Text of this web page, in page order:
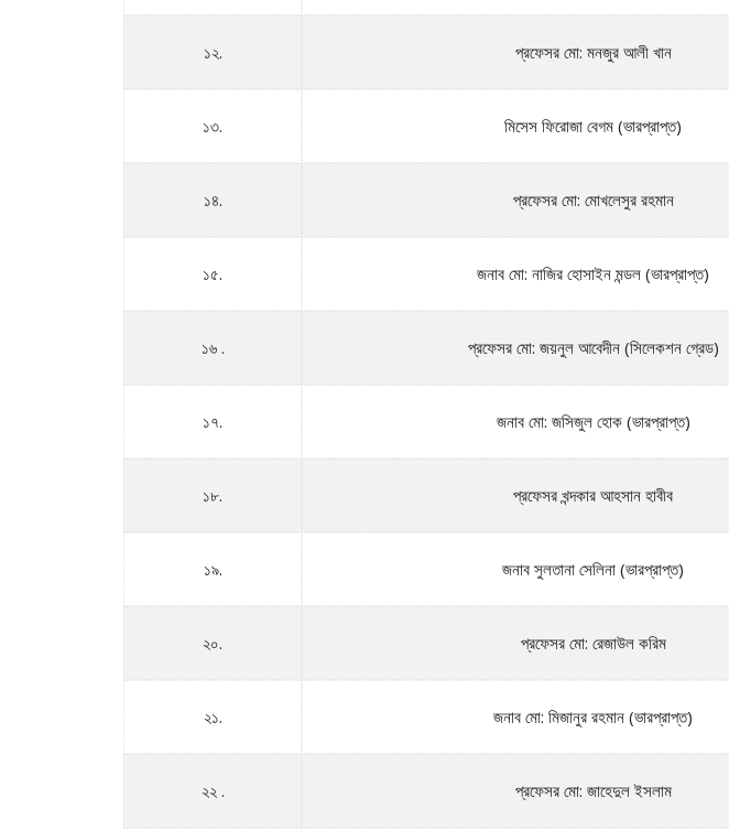
১২. প্রফেসর মো: মনজুর আলী খান
১৩. মিসেস ফিরোজা বেগম (ভারপ্রাপ্ত)
১৪. প্রফেসর মো: মোখলেসুর রহমান
১৫. জনাব মো: নাজির হোসাইন মন্ডল (ভারপ্রাপ্ত)
১৬ . প্রফেসর মো: জয়নুল আবেদীন (সিলেকশন গ্রেড)
১৭. জনাব মো: জসিজুল হোক (ভারপ্রাপ্ত)
১৮. প্রফেসর খন্দকার আহসান হাবীব
১৯. জনাব সুলতানা সেলিনা (ভারপ্রাপ্ত)
২০. প্রফেসর মো: রেজাউল করিম
২১. জনাব মো: মিজানুর রহমান (ভারপ্রাপ্ত)
২২ . প্রফেসর মো: জাহেদুল ইসলাম